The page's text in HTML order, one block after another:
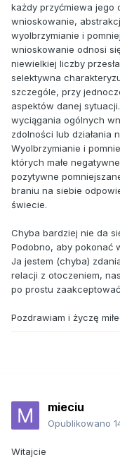
każdy przyćmiewa jego
wnioskowanie,
wyolbrzymianie i
wnioskowanie odnosi
niewielkiej liczby
selektywna
szczególe, przy
aspektów danej
wyciągania ogólnych
zdolności lub działania
Wyolbrzymianie i
których małe
pozytywne
braniu na siebie
świecie.
Chyba bardziej nie da
Podobno, aby pokonać
Ja jestem (chyba)
relacji z otoczeniem,
po prostu
Pozdrawiam i życzę
mieciu
Opublikowano
Witajcie